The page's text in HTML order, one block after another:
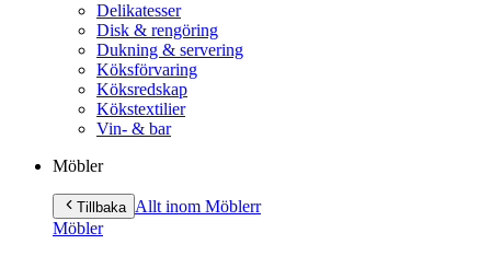
Delikatesser
Disk & rengöring
Dukning & servering
Köksförvaring
Köksredskap
Kökstextilier
Vin- & bar
Möbler
Tillbaka Allt inom Möblerr
Möbler